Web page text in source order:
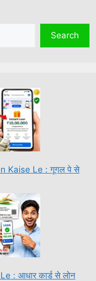
Search
Kaise Le : गूगल पे से
: आधार कार्ड से लोन